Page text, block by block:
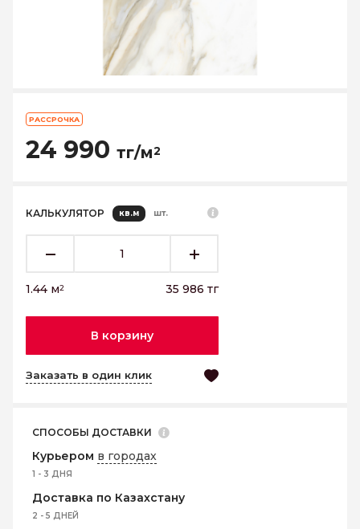
РАССРОЧКА
24 990 тг/м2
КАЛЬКУЛЯТОР кв.м шт.
1.44 м2 35 986 тг
В корзину
Заказать в один клик
СПОСОБЫ ДОСТАВКИ
Курьером в городах
1 - 3 ДНЯ
Доставка по Казахстану
2 - 5 ДНЕЙ